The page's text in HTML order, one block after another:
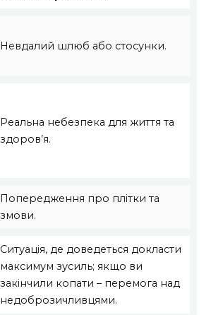
Невдалий шлюб або стосунки.
Реальна небезпека для життя та
здоров’я.
Попередження про плітки та
змови.
Ситуація, де доведеться докласти
максимум зусиль; якщо ви
закінчили копати – перемога над
недоброзичливцями.